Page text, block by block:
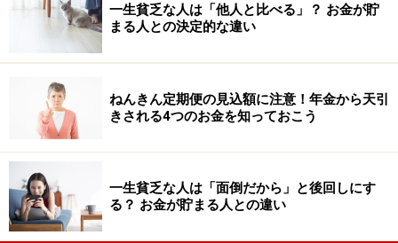
気持ちの張りにつながります。
また、四季折々の自然を感じることができる山登り、ト
レッキングなどは、中高年の方が長く楽しめる趣味で
す。お弁当を持って、さまざまな場所を訪れるのも楽し
いですし、同じ山でも、その時々で景色も変わるため飽
きることがありません。しかし、50代からの運動はほど
ほどが肝心です。過度にしすぎて、ケガなどしないよう
注意しましょう。
一生貧乏な人は「他人と比べる」？ お金が貯
まる人との決定的な違い
ねんきん定期便の見込額に注意！年金から天引
きされる4つのお金を知っておこう
一生貧乏な人は「面倒だから」と後回しにす
る？ お金が貯まる人との違い